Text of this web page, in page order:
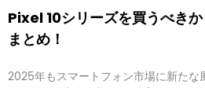
Pixel 10シリーズを買うべき
まとめ！
2025年もスマートフォン市場に新た